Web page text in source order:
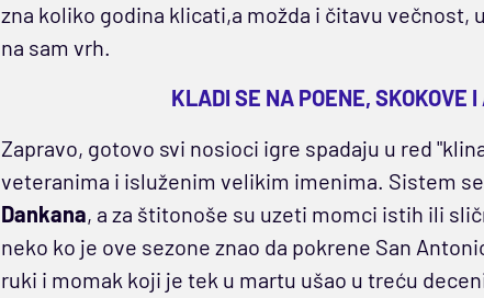
zna koliko godina klicati,a možda i čitavu večnost,
na sam vrh.
KLADI SE NA POENE, SKOKOVE
Zapravo, gotovo svi nosioci igre spadaju u red
veteranima i isluženim velikim imenima. Sistem
Dankana, a za štitonoše su uzeti momci istih ili
neko ko je ove sezone znao da pokrene San
ruki i momak koji je tek u martu ušao u treću